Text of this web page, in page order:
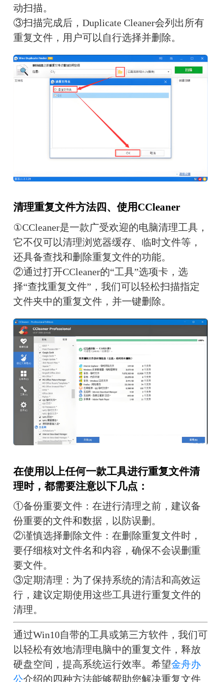
动扫描。
③扫描完成后，Duplicate Cleaner会列出所有
重复文件，用户可以自行选择并删除。
清理重复文件方法四、使用CCleaner
①CCleaner是一款广受欢迎的电脑清理工具，
它不仅可以清理浏览器缓存、临时文件等，
还具备查找和删除重复文件的功能。
②通过打开CCleaner的“工具”选项卡，选
择“查找重复文件”，我们可以轻松扫描指定
文件夹中的重复文件，并一键删除。
在使用以上任何一款工具进行重复文件清
理时，都需要注意以下几点：
①备份重要文件：在进行清理之前，建议备
份重要的文件和数据，以防误删。
②谨慎选择删除文件：在删除重复文件时，
要仔细核对文件名和内容，确保不会误删重
要文件。
③定期清理：为了保持系统的清洁和高效运
行，建议定期使用这些工具进行重复文件的
清理。
通过Win10自带的工具或第三方软件，我们可
以轻松有效地清理电脑中的重复文件，释放
硬盘空间，提高系统运行效率。希望金舟办
公介绍的四种方法能够帮助您解决重复文件